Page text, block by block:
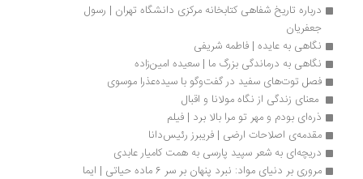
جعفریان
نگاهی به عایده | فاطمه شریفی
نگاهی به درماندگی بزرگ ما | سعیده امین‌زاده
فصل توت‌های سفید در گفت‌وگو با سیده‌عذرا موسوی
معنای زندگی از نگاه مولانا و اقبال
ذره‌ای بودم و مهر تو مرا بالا برد | فیلم
مقدمه‌ی اصلاحات ارضی | فریبرز رئیس‌دانا
دریچه‌ای به شعر سپید پارسی به همت کامیار عابدی